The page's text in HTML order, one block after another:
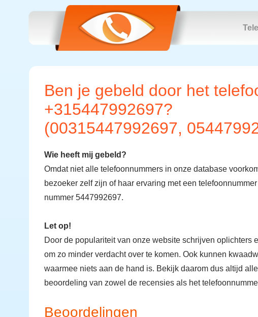
Ben je gebeld door het
+315447992697?
(00315447992697,
Wie heeft mij gebeld?
Omdat niet alle telefoonnummers in onze database
bezoeker zelf zijn of haar ervaring met een
nummer 5447992697.
Let op!
Door de populariteit van onze website schrijven
om zo minder verdacht over te komen. Ook kunnen
waarmee niets aan de hand is. Bekijk daarom dus altijd
beoordeling van zowel de recensies als het
Beoordelingen